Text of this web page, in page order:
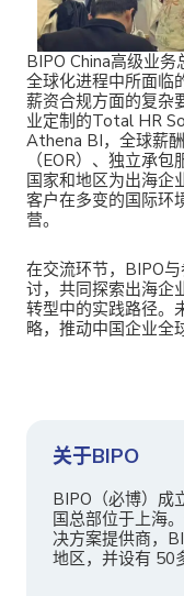
BIPO China高级业
全球化进程中所面临
薪资合规方面的复杂
业定制的Total HR
Athena BI，全球薪
（EOR）、独立承
国家和地区为出海企
客户在多变的国际环
营。
在交流环节，BIPO
讨，共同探索出海企
转型中的实践路径。
略，推动中国企业全
关于BIPO
BIPO（必博）成
国总部位于上海
决方案提供商，
地区，并设有 50